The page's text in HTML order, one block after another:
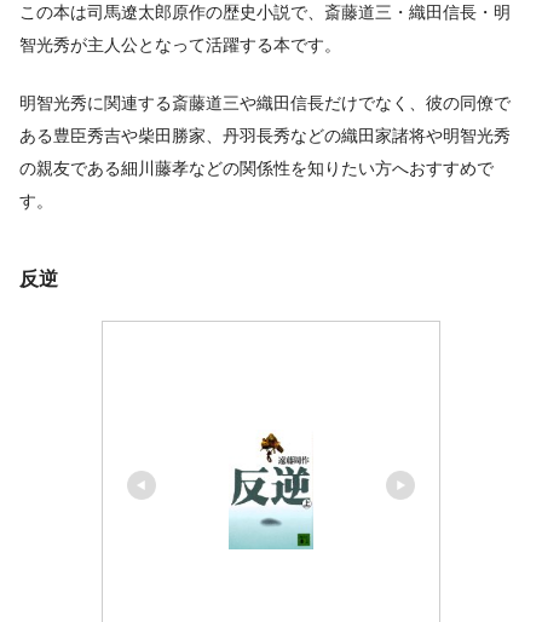
この本は司馬遼太郎原作の歴史小説で、斎藤道三・織田信長・明
智光秀が主人公となって活躍する本です。
明智光秀に関連する斎藤道三や織田信長だけでなく、彼の同僚で
ある豊臣秀吉や柴田勝家、丹羽長秀などの織田家諸将や明智光秀
の親友である細川藤孝などの関係性を知りたい方へおすすめで
す。
反逆